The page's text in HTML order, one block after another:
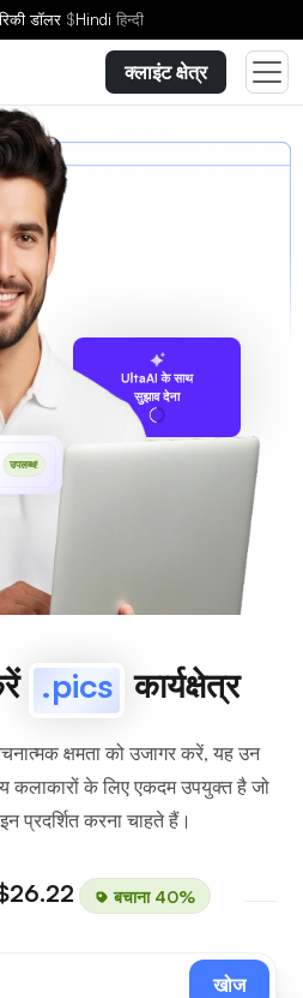
डॉलर $Hindi हिन्दी
क्लाइंट क्षेत्र
UltaAI के साथ
सुझाव देना
उपलब्ध!
.pics कार्यक्षेत्र
क्षमता को उजागर करें, यह उन
कलाकारों के लिए एकदम उपयुक्त है जो
प्रदर्शित करना चाहते हैं।
बचाना 40%
खोज